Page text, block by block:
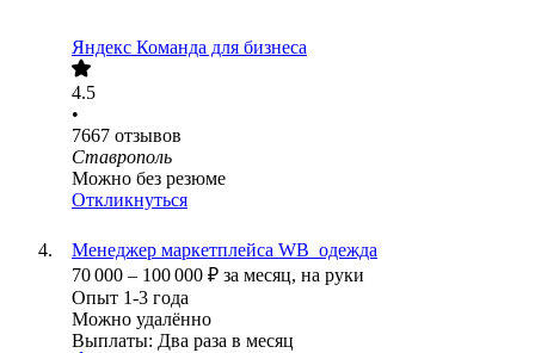
Яндекс Команда для бизнеса
4.5
•
7667 отзывов
Ставрополь
Можно без резюме
Откликнуться
Менеджер маркетплейса WB_одежда
70 000 – 100 000 ₽ за месяц, на руки
Опыт 1-3 года
Можно удалённо
Выплаты: Два раза в месяц